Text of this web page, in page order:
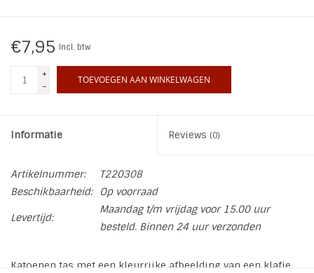
€7,95 Incl. btw
+
-
TOEVOEGEN AAN WINKELWAGEN
Informatie Reviews (0)
Artikelnummer:
T220308
Beschikbaarheid:
Op voorraad
Levertijd:
Maandag t/m vrijdag voor 15.00 uur
besteld. Binnen 24 uur verzonden
Katoenen tas met een kleurrijke afbeelding van een klafje